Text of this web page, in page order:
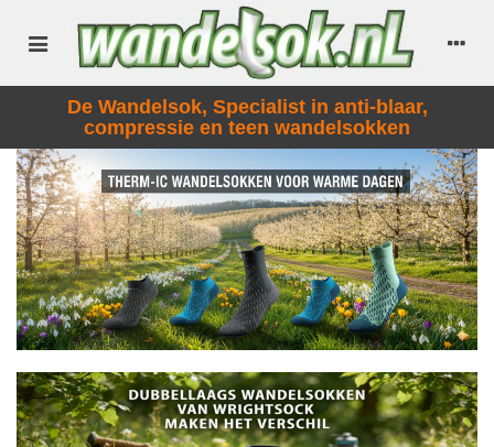
De Wandelsok, Specialist in anti-blaar,
compressie en teen wandelsokken